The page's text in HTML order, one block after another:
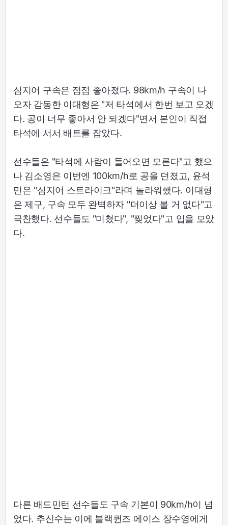
심지어 구속은 점점 좋아졌다. 98km/h 구속이 나
오자 감동한 이대형은 "저 타석에서 한번 보고 오겠
다. 공이 너무 좋아서 안 되겠다"면서 본인이 직접
타석에 서서 배트를 잡았다.
선수들은 "타석에 사람이 들어오면 모른다"고 했으
나 김소영은 이번엔 100km/h로 공을 던졌고, 윤석
민은 "심지어 스트라이크"라며 놀라워했다. 이대형
은 제구, 구속 모두 완벽하자 "더이상 볼 거 없다"고
극찬했다. 선수들도 "미쳤다", "찢었다"고 입을 모았
다.
다른 배드민턴 선수들도 구속 기본이 90km/h이 넘
었다. 추신수는 이에 블랙퀸즈 에이스 장수영에게